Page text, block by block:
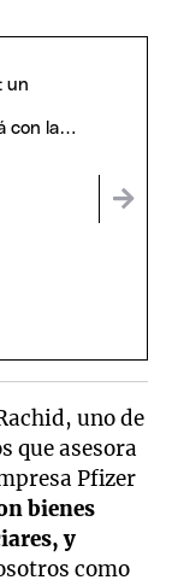
un
con la
uno de
que asesora
Pfizer
bienes
y
como